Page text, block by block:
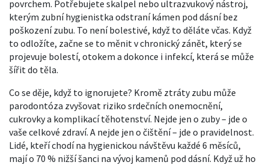
povrchem. Potřebujete skalpel nebo ultrazvukový nástroj,
kterým zubní hygienistka odstraní kámen pod dásní bez
poškození zubu. To není bolestivé, když to děláte včas. Když
to odložíte, začne se to měnit v chronický zánět, který se
projevuje bolestí, otokem a dokonce i infekcí, která se může
šířit do těla.
Co se děje, když to ignorujete? Kromě ztráty zubu může
parodontóza zvyšovat riziko srdečních onemocnění,
cukrovky a komplikací těhotenství. Nejde jen o zuby – jde o
vaše celkové zdraví. A nejde jen o čištění – jde o pravidelnost.
Lidé, kteří chodí na hygienickou návštěvu každé 6 měsíců,
mají o 70 % nižší šanci na vývoj kamenů pod dásní. Když už ho